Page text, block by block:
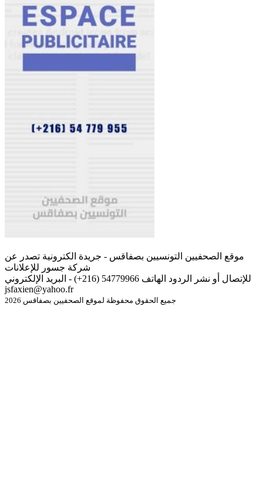
موقع الصحفيين التونسيين بصفاقس - جريدة الكترونية تصدر عن
شركة جسور للإعلانات
للإتصال أو نشر الردود الهاتف 54779966 (216+) - البريد الإلكتروني
jsfaxien@yahoo.fr
جميع الحقوق محفوظة لموقع الصحفيين بصفاقس 2026